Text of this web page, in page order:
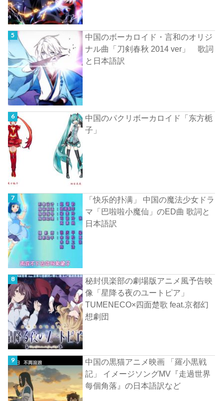
中国のボーカロイド・言和のオリジ
ナル曲「刀剣春秋 2014 ver」 歌詞
と日本語訳
中国のパクリボーカロイド「东方栀
子」
「快乐的扑满」 中国の魔法少女ドラ
マ「巴啦啦小魔仙」のED曲 歌詞と
日本語訳
秘封倶楽部の劇場版アニメ風予告映
像「星降る夜のユートピア」
TUMENECO×四面楚歌 feat.京都幻
想劇団
中国の黒猫アニメ映画 「羅小黒戦
記」 イメージソングMV『走過世界
每個角落』の日本語訳など